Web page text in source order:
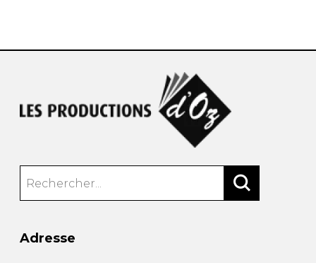
Adresse